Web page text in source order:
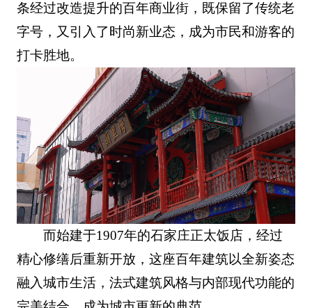
条经过改造提升的百年商业街，既保留了传统老
字号，又引入了时尚新业态，成为市民和游客的
打卡胜地。
而始建于1907年的石家庄正太饭店，经过
精心修缮后重新开放，这座百年建筑以全新姿态
融入城市生活，法式建筑风格与内部现代功能的